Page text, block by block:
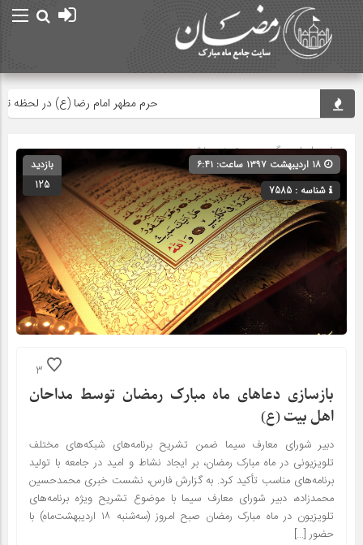
حرم مطهر امام رضا (ع) در لحظه تحویل
صفحه اصلی» گروه » دسته‌بندی نشده
شناسه : 7585
بازدید
125
3
بازسازی دعاهای ماه مبارک رمضان توسط مداحان
اهل بیت (ع)
دبیر شورای معارف سیما ضمن تشریح برنامه‌های شبکه‌های مختلف
تلویزیونی در ماه مبارک رمضان، بر ایجاد نشاط و امید در جامعه با تولید
برنامه‌های مناسب تأکید کرد. به گزارش فارس، نشست خبری محمدحسین
محمدزاده،‌ دبیر شورای معارف سیما با موضوع تشریح ویژه برنامه‌های
تلویزیون در ماه مبارک رمضان صبح امروز (سه‌شنبه ۱۸ اردیبهشت‌ماه) با
حضور […]